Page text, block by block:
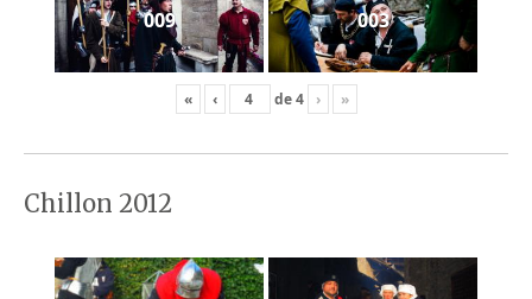
009 003
« ‹ de4 › »
Chillon 2012